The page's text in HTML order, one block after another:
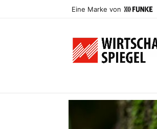
Eine Marke von